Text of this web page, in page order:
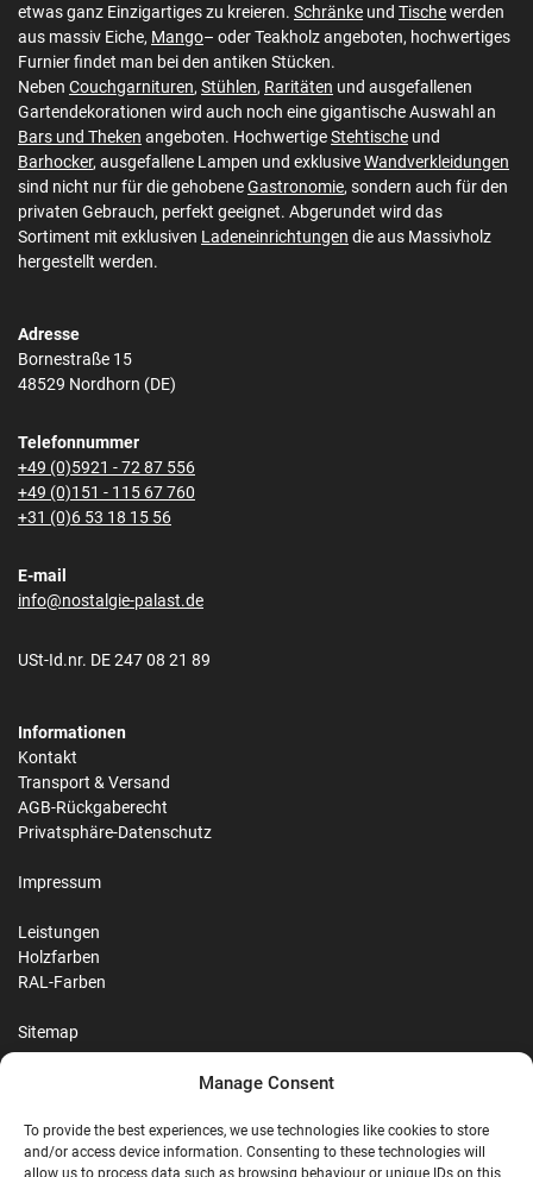
Manage Consent
To provide the best experiences, we use technologies like cookies to store
and/or access device information. Consenting to these technologies will
allow us to process data such as browsing behaviour or unique IDs on this
etwas ganz Einzigartiges zu kreieren. Schränke und Tischewerden
aus massiv Eiche, Mango– oder Teakholz angeboten, hochwertiges
Furnier findet man bei den antiken Stücken.
Neben Couchgarnituren, Stühlen, Raritäten und ausgefallenen
Gartendekorationen wird auch noch eine gigantische Auswahl an
Bars und Theken angeboten. HochwertigeStehtische und
Barhocker, ausgefallene Lampen und exklusiveWandverkleidungen
sind nicht nur für die gehobeneGastronomie, sondern auch für den
privaten Gebrauch, perfekt geeignet. Abgerundet wird das
Sortiment mit exklusiven Ladeneinrichtungen die aus Massivholz
hergestellt werden.
Adresse
Bornestraße 15
48529 Nordhorn (DE)
Telefonnummer
+49 (0)5921 - 72 87 556
+49 (0)151 - 115 67 760
+31 (0)6 53 18 15 56
E-mail
info@nostalgie-palast.de
USt-Id.nr. DE 247 08 21 89
Informationen
Kontakt
Transport & Versand
AGB-Rückgaberecht
Privatsphäre-Datenschutz
Impressum
Leistungen
Holzfarben
RAL-Farben
Sitemap